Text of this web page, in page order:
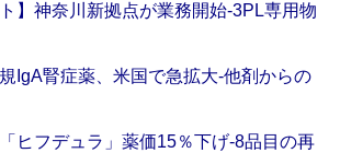
】神奈川新拠点が業務開始‐3PL専用物
IgA腎症薬、米国で急拡大‐他剤からの
ヒフデュラ」薬価15％下げ‐8品目の再